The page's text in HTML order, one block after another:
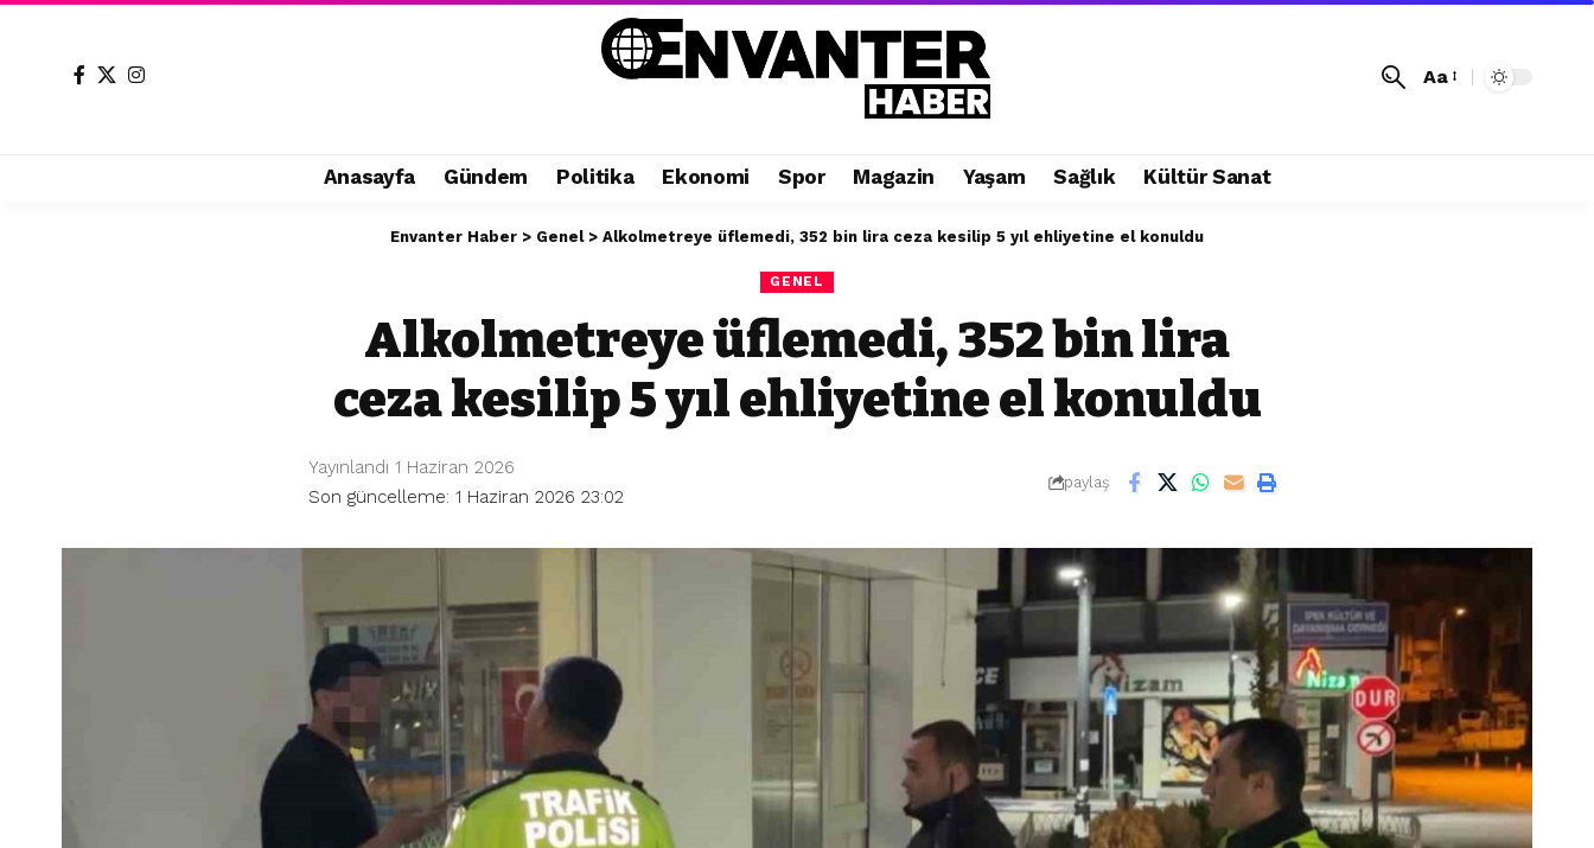
Aa
Anasayfa Gündem Politika Ekonomi Spor Magazin Yaşam Sağlık Kültür Sanat
Envanter Haber > Genel> Alkolmetreye üflemedi, 352 bin lira ceza kesilip 5 yıl ehliyetine el konuldu
GENEL
Alkolmetreye üflemedi, 352 bin lira
ceza kesilip 5 yıl ehliyetine el konuldu
Son güncelleme: 1 Haziran 2026 23:02
Yayınlandı 1 Haziran 2026
paylaş